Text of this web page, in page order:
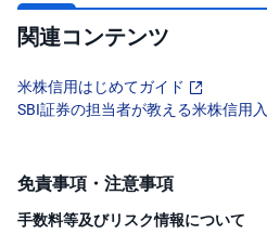
関連コンテンツ
米株信用はじめてガイド
SBI証券の担当者が教える米株信用
免責事項・注意事項
手数料等及びリスク情報について